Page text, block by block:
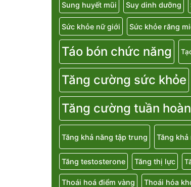
Sung huyết mũi Suy dinh dưỡng
Sức khỏe nữ giới Sức khỏe răng
Táo bón chức năng
Tăng cường sức khỏe
Tăng cường tuần
Tăng khả năng tập trung Tăng
Tăng testosterone Tăng thị lực
Thoái hoá điểm vàng Thoái hóa